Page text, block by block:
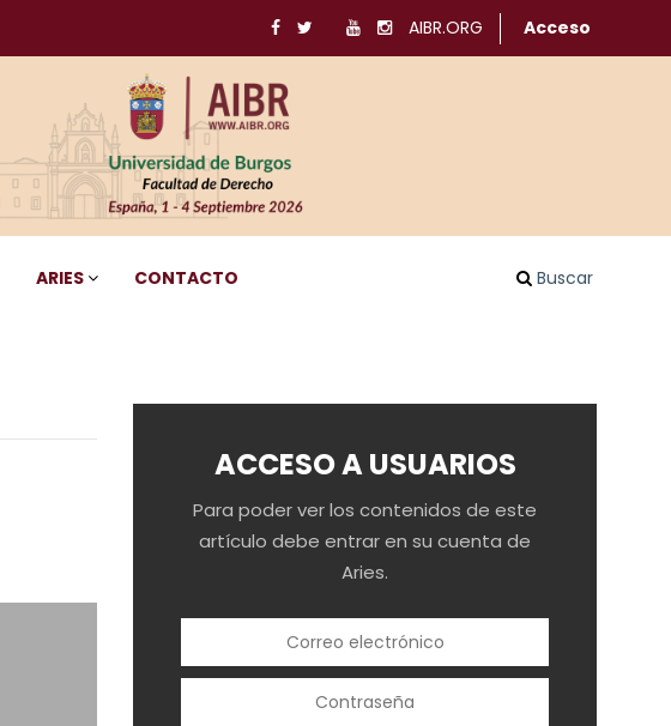
AIBR.ORG Acceso
ARIES CONTACTO Buscar
ACCESO A USUARIOS
Para poder ver los contenidos de este
artículo debe entrar en su cuenta de
Aries.